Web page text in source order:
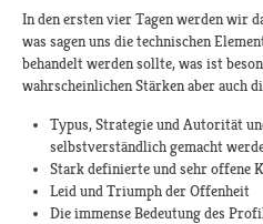
In den ersten vier Tagen werden wir
was sagen uns die technischen
behandelt werden sollte, was ist
wahrscheinlichen Stärken aber auch
Typus, Strategie und Autorität
selbstverständlich gemacht
Stark definierte und sehr offene
Leid und Triumph der Offenheit
Die immense Bedeutung des